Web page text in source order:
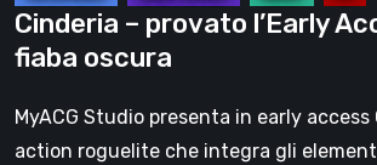
Cinderia – provato l’Early
fiaba oscura
MyACG Studio presenta in early access
action roguelite che integra gli